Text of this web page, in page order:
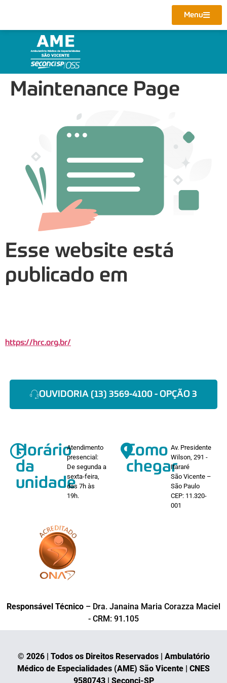
Menu
Maintenance Page
Esse website está
publicado em
https://hrc.org.br/
OUVIDORIA (13) 3569-4100 - OPÇÃO 3
Horário
da
unidade
Atendimento
presencial:
De segunda a
sexta-feira,
das 7h às
19h.
Como
chegar
Av. Presidente
Wilson, 291 -
Itararé
São Vicente –
São Paulo
CEP: 11.320-
001
Responsável Técnico – Dra. Janaina Maria Corazza Maciel
- CRM: 91.105
© 2026 | Todos os Direitos Reservados | Ambulatório
Médico de Especialidades (AME) São Vicente | CNES
9580743 | Seconci-SP